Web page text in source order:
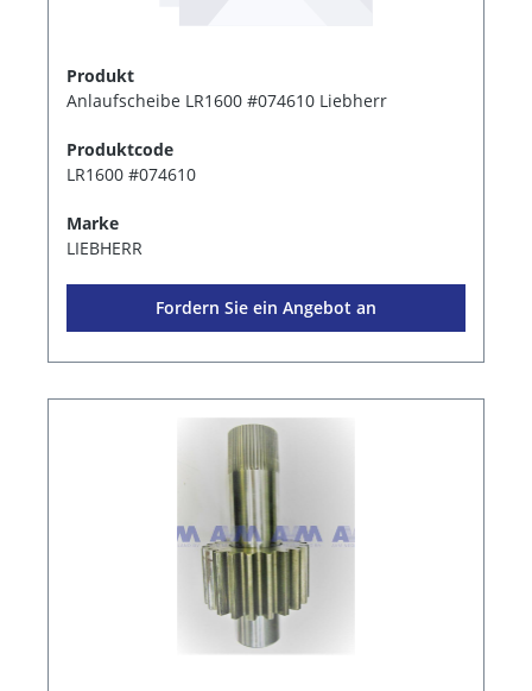
Produkt
Anlaufscheibe LR1600 #074610 Liebherr
Produktcode
LR1600 #074610
Marke
LIEBHERR
Fordern Sie ein Angebot an